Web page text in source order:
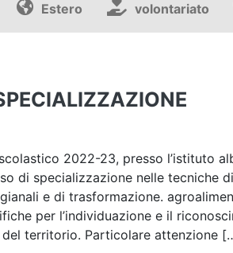
Estero volontariato
2022-23, presso l’istituto
di specializzazione nelle tecniche
e di trasformazione.
per l’individuazione e il
territorio. Particolare attenzione